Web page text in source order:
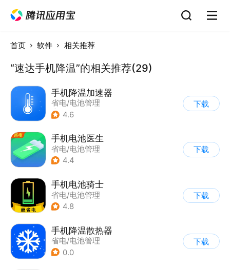
首页 软件 相关推荐
“速达手机降温”的相关推荐(29)
手机降温加速器
省电/电池管理
| 垃圾清理
4.6
下载
手机电池医生
省电/电池管理
4.4
下载
手机电池骑士
省电/电池管理
4.8
下载
手机降温散热器
省电/电池管理
0.0
下载